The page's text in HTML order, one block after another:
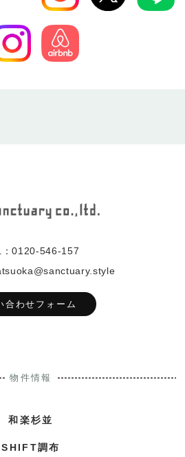
：0120-546-157
合わせフォーム
物件情報
和楽杉並
SHIFT調布